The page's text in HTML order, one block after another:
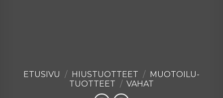
ETUSIVU / HIUSTUOTTEET / MUOTOILU­
TUOTTEET / VAHAT